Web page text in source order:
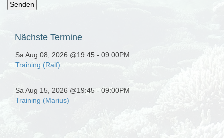
Senden
Nächste Termine
Sa Aug 08, 2026 @19:45 - 09:00PM
Training (Ralf)
Sa Aug 15, 2026 @19:45 - 09:00PM
Training (Marius)